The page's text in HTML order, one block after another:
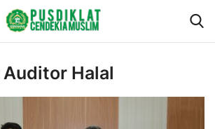
Daftar
Auditor Halal